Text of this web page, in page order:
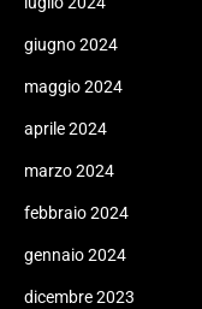
giugno 2024
maggio 2024
aprile 2024
marzo 2024
febbraio 2024
gennaio 2024
dicembre 2023